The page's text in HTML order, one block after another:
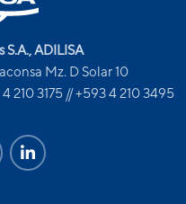
ADILISA
Mz. D Solar 10
210 3175 // +593 4 210 3495